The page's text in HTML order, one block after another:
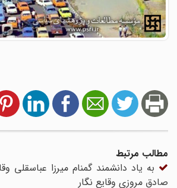
مطالب مرتبط
به یاد دانشمند گمنام میرزا عباسقلی
صادق مروزی وقایع نگار